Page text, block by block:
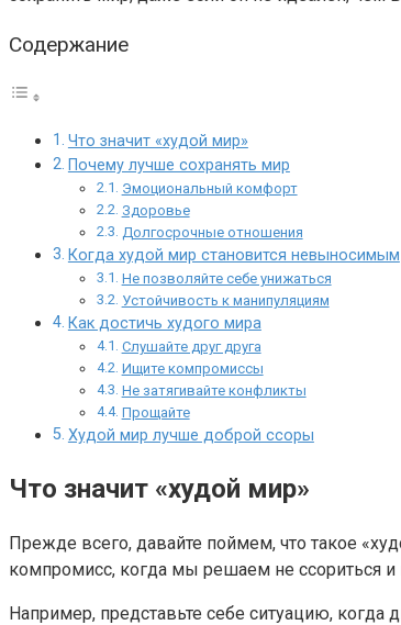
Содержание
Что значит «худой мир»
Почему лучше сохранять мир
Эмоциональный комфорт
Здоровье
Долгосрочные отношения
Когда худой мир становится невыносимым
Не позволяйте себе унижаться
Устойчивость к манипуляциям
Как достичь худого мира
Слушайте друг друга
Ищите компромиссы
Не затягивайте конфликты
Прощайте
Худой мир лучше доброй ссоры
Что значит «худой мир»
Прежде всего, давайте поймем, что такое
компромисс, когда мы решаем не ссориться и
Например, представьте себе ситуацию, когда